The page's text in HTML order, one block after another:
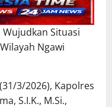
Situasi
Ngawi
3/2026), Kapolres
S.I.K., M.Si.,